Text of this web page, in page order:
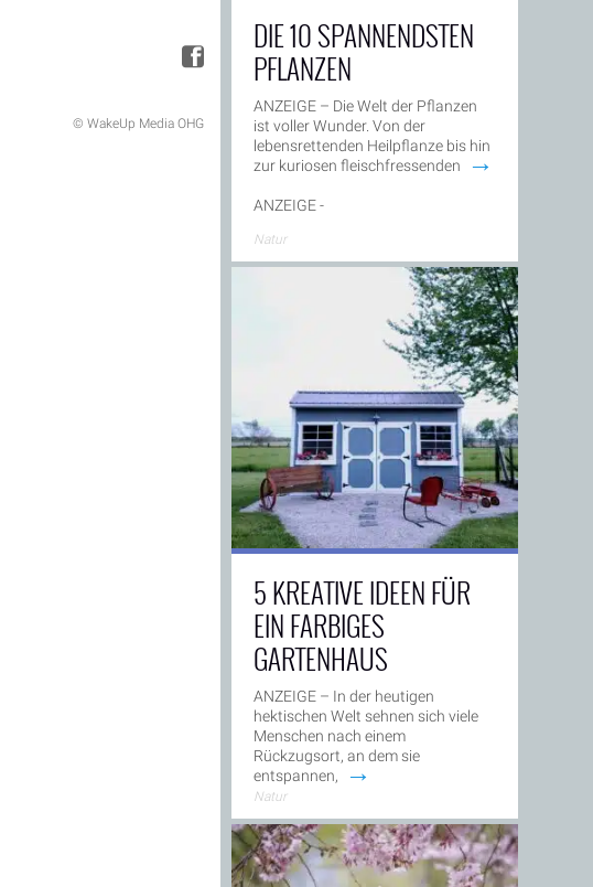
© WakeUp Media OHG
DIE 10 SPANNENDSTEN
PFLANZEN
ANZEIGE – Die Welt der Pflanzen
ist voller Wunder. Von der
lebensrettenden Heilpflanze bis hin
zur kuriosen fleischfressenden
→
ANZEIGE -
Natur
5 KREATIVE IDEEN FÜR
EIN FARBIGES
GARTENHAUS
ANZEIGE – In der heutigen
hektischen Welt sehnen sich viele
Menschen nach einem
Rückzugsort, an dem sie
entspannen,→
ANZEIGE -
Natur